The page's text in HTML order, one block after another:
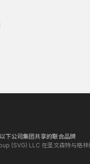
下公司集团共享的联合品牌
(SVG) LLC 在圣文森特与格